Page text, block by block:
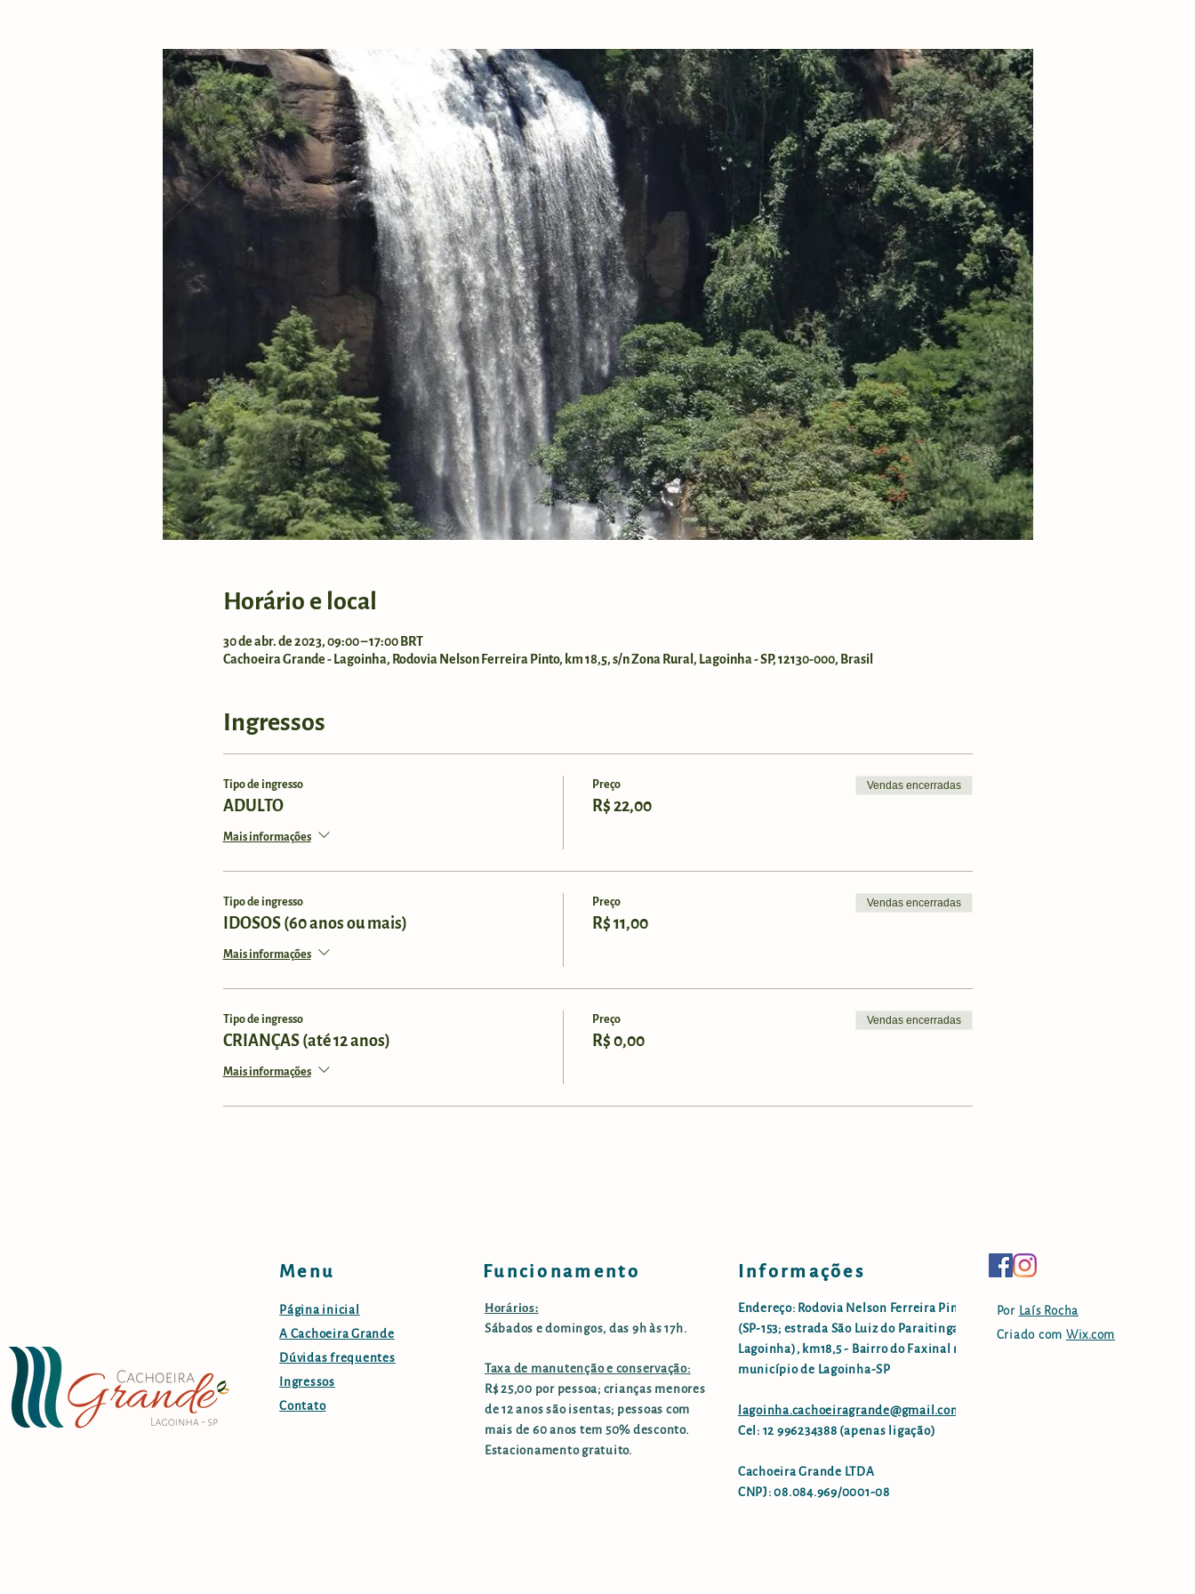
Horário e local
30 de abr. de 2023, 09:00 – 17:00 BRT
Cachoeira Grande - Lagoinha, Rodovia Nelson Ferreira Pinto, km 18,5, s/n Zona Rural, Lagoinha - SP, 12130-000, Brasil
Ingressos
Tipo de ingresso
ADULTO
Mais informações
Preço
R$ 22,00
Vendas encerradas
Tipo de ingresso
IDOSOS (60 anos ou mais)
Mais informações
Preço
R$ 11,00
Vendas encerradas
Tipo de ingresso
CRIANÇAS (até 12 anos)
Mais informações
Preço
R$ 0,00
Vendas encerradas
Menu
Página inicial
A Cachoeira Grande
Dúvidas frequentes
Ingressos
Contato
Funcionamento
Horários:
Sábados e domingos, das 9h às 17h.
Taxa de manutenção e conservação:
R$ 25,00 por pessoa; crianças menores
de 12 anos são isentas; pessoas com
mais de 60 anos tem 50% desconto.
Estacionamento gratuito.
Informações
Endereço: Rodovia Nelson Ferreira Pinto
(SP-153; estrada São Luiz do Paraitinga -
Lagoinha), km18,5 - Bairro do Faxinal no
município de Lagoinha-SP
lagoinha.cachoeiragrande@gmail.com
Cel: 12 996234388 (apenas ligação)
Cachoeira Grande LTDA
CNPJ: 08.084.969/0001-08
Por Laís Rocha
Criado com Wix.com